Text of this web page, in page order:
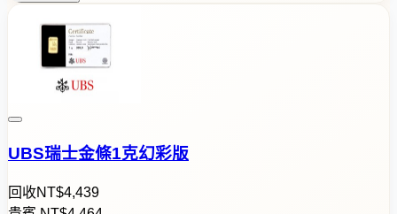
UBS瑞士金條1克幻彩版
回收NT$4,439